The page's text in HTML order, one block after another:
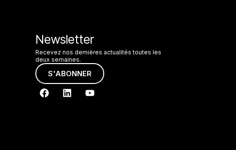
Newsletter
Recevez nos dernières actualités toutes les
deux semaines.
S'ABONNER